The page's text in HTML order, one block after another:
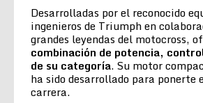
Desarrolladas por el reconocido
ingenieros de Triumph en
grandes leyendas del motocross,
combinación de potencia,
de su categoría. Su motor
ha sido desarrollado para ponerte
carrera.